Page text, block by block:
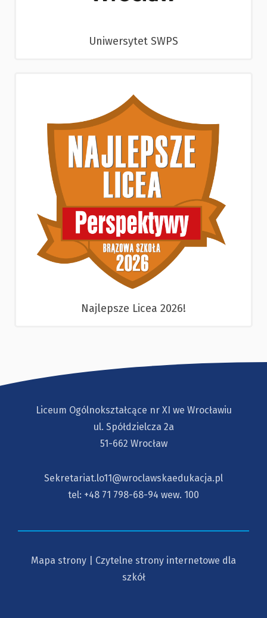
Uniwersytet SWPS
Najlepsze Licea 2026!
Liceum Ogólnokształcące nr XI we Wrocławiu
ul. Spółdzielcza 2a
51-662 Wrocław
Sekretariat.lo11@wroclawskaedukacja.pl
tel: +48 71 798-68-94 wew. 100
Mapa strony
Czytelne strony internetowe dla
szkół